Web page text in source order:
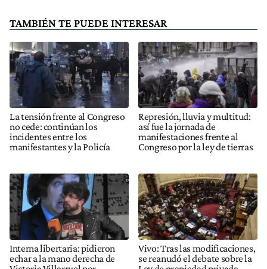
TAMBIÉN TE PUEDE INTERESAR
La tensión frente al Congreso
no cede: continúan los
incidentes entre los
manifestantes y la Policía
Represión, lluvia y multitud:
así fue la jornada de
manifestaciones frente al
Congreso por la ley de tierras
Interna libertaria: pidieron
echar a la mano derecha de
Vivo: Tras las modificaciones,
se reanudó el debate sobre la